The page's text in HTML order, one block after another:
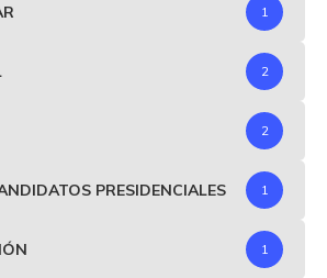
1
2
2
PRESIDENCIALES 1
1